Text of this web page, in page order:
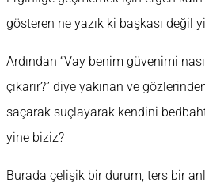
gösteren ne yazık ki başkası değil
Ardından “Vay benim güvenimi
çıkarır?” diye yakınan ve
saçarak suçlayarak kendini
yine biziz?
Burada çelişik bir durum, ters bir